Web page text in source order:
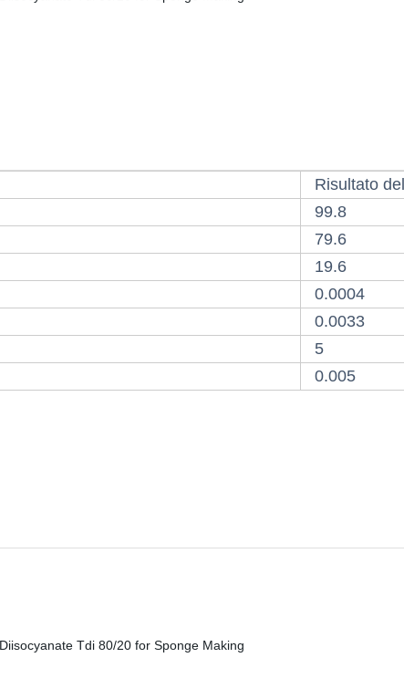
Risultato
99.8
79.6
19.6
0.0004
0.0033
5
0.005